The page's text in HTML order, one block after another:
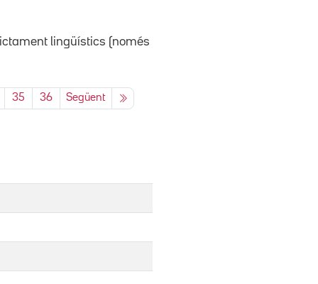
lingüístics (només
35 36 Següent